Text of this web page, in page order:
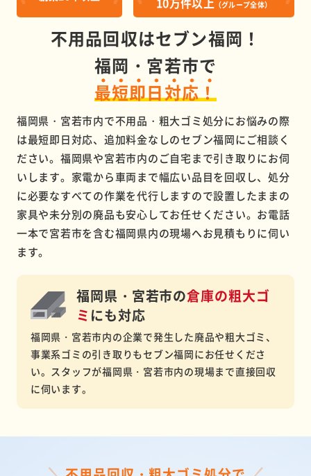
（グループ全体）
不用品回収はセブン福岡！
福岡・宮若市で
最短即日対応！
福岡県・宮若市内で不用品・粗大ゴミ処分にお悩みの際
は最短即日対応、追加料金なしのセブン福岡にご相談く
ださい。福岡県や宮若市内のご自宅まで引き取りにお伺
いします。家電から車両まで幅広い品目を回収し、処分
に必要なすべての作業を代行しますので設置したままの
家具や未分別の廃品も安心してお任せください。お電話
一本で宮若市を含む福岡県内の現場へお見積もりに伺い
ます。
福岡県・宮若市の倉庫の粗大ゴ
ミ にも対応
福岡県・宮若市内の企業で発生した廃品や粗大ゴミ、
事業系ゴミの引き取りもセブン福岡にお任せくださ
い。スタッフが福岡県・宮若市内の現場まで直接回収
に伺います。